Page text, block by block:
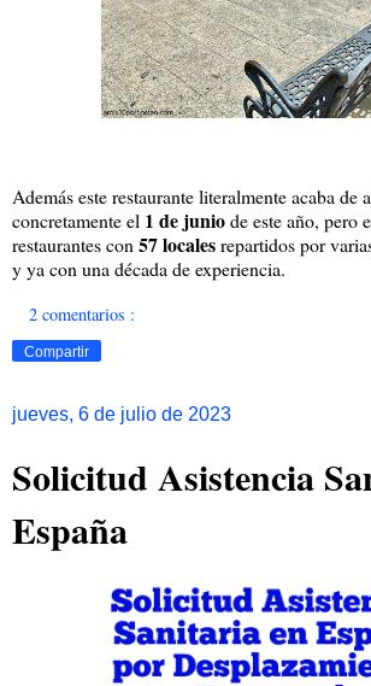
Además este restaurante literalmente acaba de
concretamente el 1 de juniode este año, pero
restaurantes con 57 localesrepartidos por
y ya con una década de experiencia.
2 comentarios :
Compartir
jueves, 6 de julio de 2023
Solicitud Asistencia
España